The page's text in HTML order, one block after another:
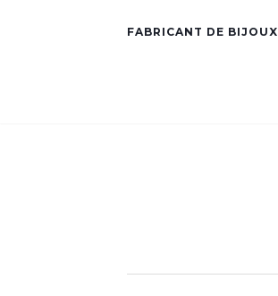
FABRICANT DE BIJOUX